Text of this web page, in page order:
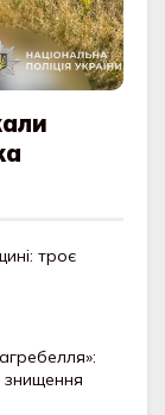
троє
знищення